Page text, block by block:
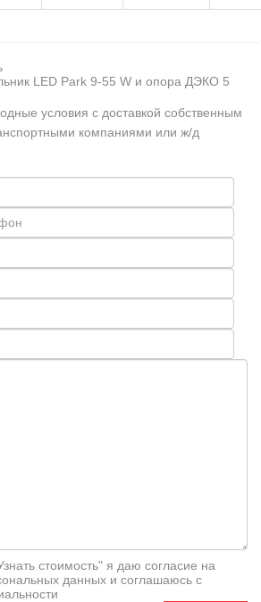
LED Park 9-55 W и опора ДЭКО 5
условия с доставкой собственным
компаниями или ж/д
стоимость" я даю согласие на
данных и соглашаюсь с